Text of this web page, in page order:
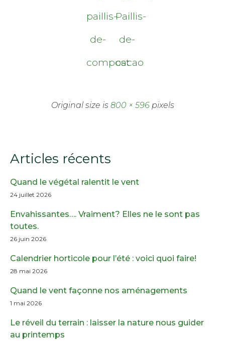
paillis-
de-
compost
Paillis-
de-
cacao
Original size is 800 × 596pixels
Articles récents
Quand le végétal ralentit le vent
24 juillet 2026
Envahissantes…. Vraiment? Elles ne le sont pas
toutes.
26 juin 2026
Calendrier horticole pour l’été : voici quoi faire!
28 mai 2026
Quand le vent façonne nos aménagements
1 mai 2026
Le réveil du terrain : laisser la nature nous guider
au printemps